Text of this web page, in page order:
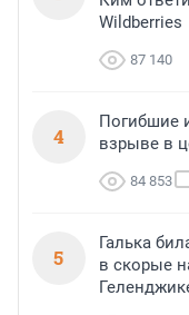
Wildberries
87 140
4
Погибшие
взрыве в
84 853
5
Галька
в скорые